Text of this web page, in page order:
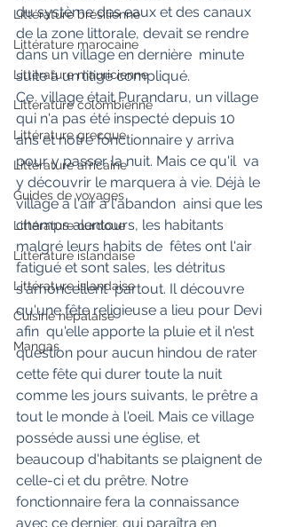
Littérature brésilienne
Littérature marocaine
Littérature mauricienne
Littérature colombienne
Littérature grecque
Littérature africaine
Guides de voyages
Littérature ourdoue
Littérature islandaise
Littérature islandaise
Cuisine népalaise
Mangas
du système des eaux et des canaux
de la zone littorale, devait se rendre
dans un village en dernière  minute
suite à un litige compliqué.
Ce  village était Purandaru, un village
qui n'a pas été inspecté depuis 10
ans et notre fonctionnaire y arriva
pour y passer la nuit. Mais ce qu'il  va
y découvrir le marquera à vie. Déjà le
village à l'air à l'abandon  ainsi que les
champs alentours, les habitants
malgré leurs habits de  fêtes ont l'air
fatigué et sont sales, les détritus
s'amoncellent  partout. Il découvre
qu'une fête religieuse a lieu pour Devi
afin  qu'elle apporte la pluie et il n'est
question pour aucun hindou de rater
cette fête qui durer toute la nuit
comme les jours suivants, le prêtre a
tout le monde à l'oeil. Mais ce village
posséde aussi une église, et
beaucoup d'habitants se plaignent de
celle-ci et du prêtre. Notre
fonctionnaire fera la connaissance
avec ce dernier, qui paraîtra en